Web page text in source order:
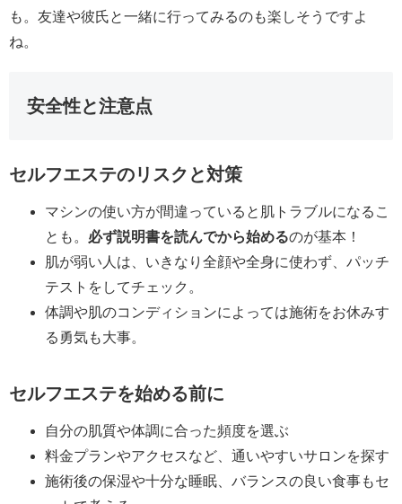
も。友達や彼氏と一緒に行ってみるのも楽しそうですよ
ね。
安全性と注意点
セルフエステのリスクと対策
マシンの使い方が間違っていると肌トラブルになるこ
とも。 必ず説明書を読んでから始めるのが基本！
肌が弱い人は、いきなり全顔や全身に使わず、パッチ
テストをしてチェック。
体調や肌のコンディションによっては施術をお休みす
る勇気も大事。
セルフエステを始める前に
自分の肌質や体調に合った頻度を選ぶ
料金プランやアクセスなど、通いやすいサロンを探す
施術後の保湿や十分な睡眠、バランスの良い食事もセ